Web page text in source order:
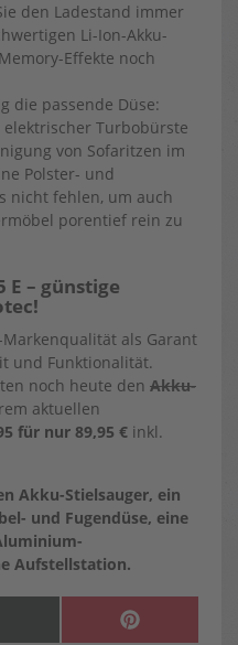
den Ladestand immer
Li-Ion-Akku-
Effekte noch
die passende Düse:
Turbobürste
von Sofaritzen im
Polster- und
nicht fehlen, um auch
porentief rein zu
E – günstige
als Garant
und Funktionalität.
noch heute den Akku-
aktuellen
für nur 89,95 € inkl.
Akku-Stielsauger, ein
und Fugendüse, eine
Aufstellstation.
(
SHARE
P
I